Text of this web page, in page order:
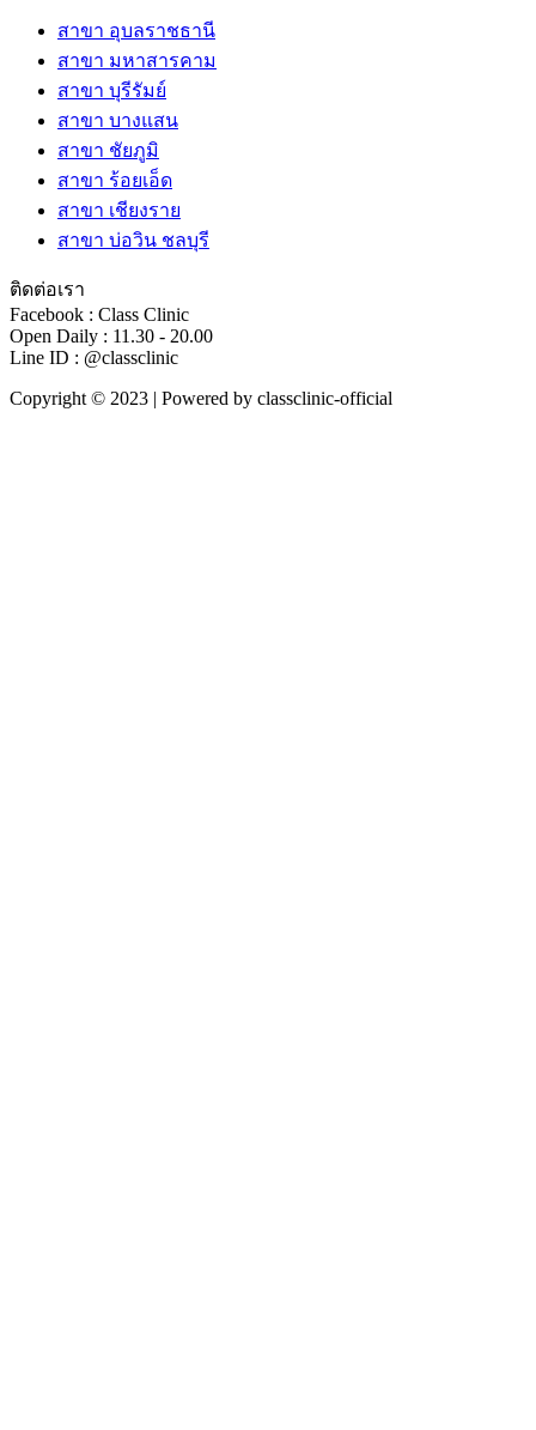
สาขา อุบลราชธานี
สาขา มหาสารคาม
สาขา บุรีรัมย์
สาขา บางแสน
สาขา ชัยภูมิ
สาขา ร้อยเอ็ด
สาขา เชียงราย
สาขา บ่อวิน ชลบุรี
ติดต่อเรา
Facebook : Class Clinic
Open Daily : 11.30 - 20.00
Line ID : @classclinic​
Copyright © 2023 | Powered by classclinic-official